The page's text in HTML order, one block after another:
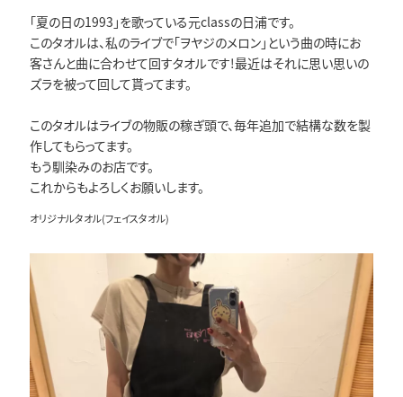
「夏の日の1993」を歌っている元classの日浦です。
このタオルは、私のライブで「ヲヤジのメロン」という曲の時にお
客さんと曲に合わせて回すタオルです!最近はそれに思い思いの
ズラを被って回して貰ってます。
このタオルはライブの物販の稼ぎ頭で、毎年追加で結構な数を製
作してもらってます。
もう馴染みのお店です。
これからもよろしくお願いします。
オリジナルタオル(フェイスタオル)